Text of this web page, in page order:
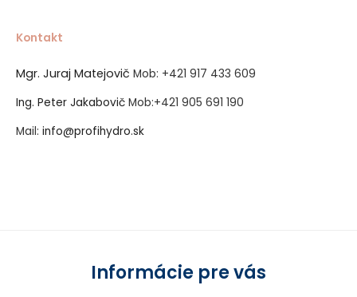
Kontakt
Mgr. Juraj Matejovič Mob: +421 917 433 609
Ing. Peter Jakabovič Mob:+421 905 691 190
Mail: info@profihydro.sk
Informácie pre vás